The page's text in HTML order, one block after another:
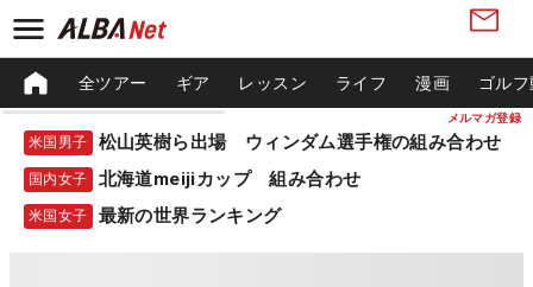
メルマガ登録
全ツアー ギア レッスン ライフ 漫画 ゴル
米国男子 松山英樹ら出場 ウィンダム選手権の組み合わせ
国内女子 北海道meijiカップ 組み合わせ
米国女子 最新の世界ランキング